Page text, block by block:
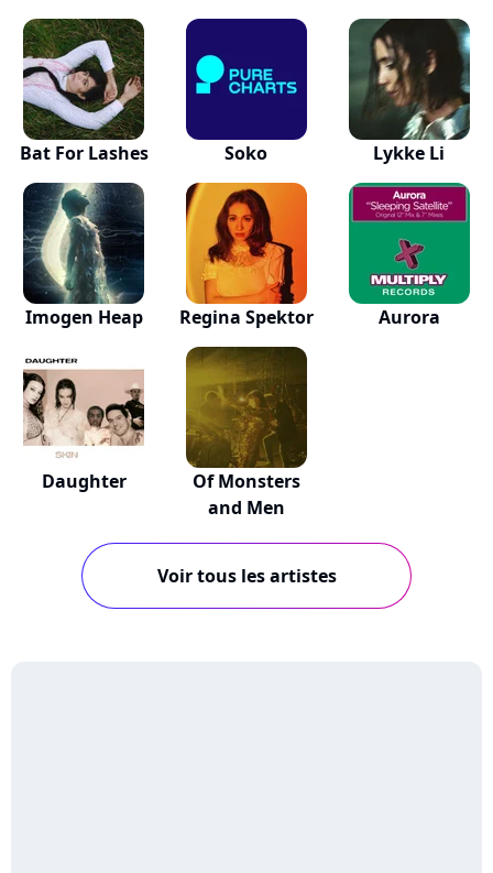
Bat For Lashes Soko Lykke Li
Imogen Heap Regina Spektor Aurora
Daughter
Of Monsters
and Men
Voir tous les artistes